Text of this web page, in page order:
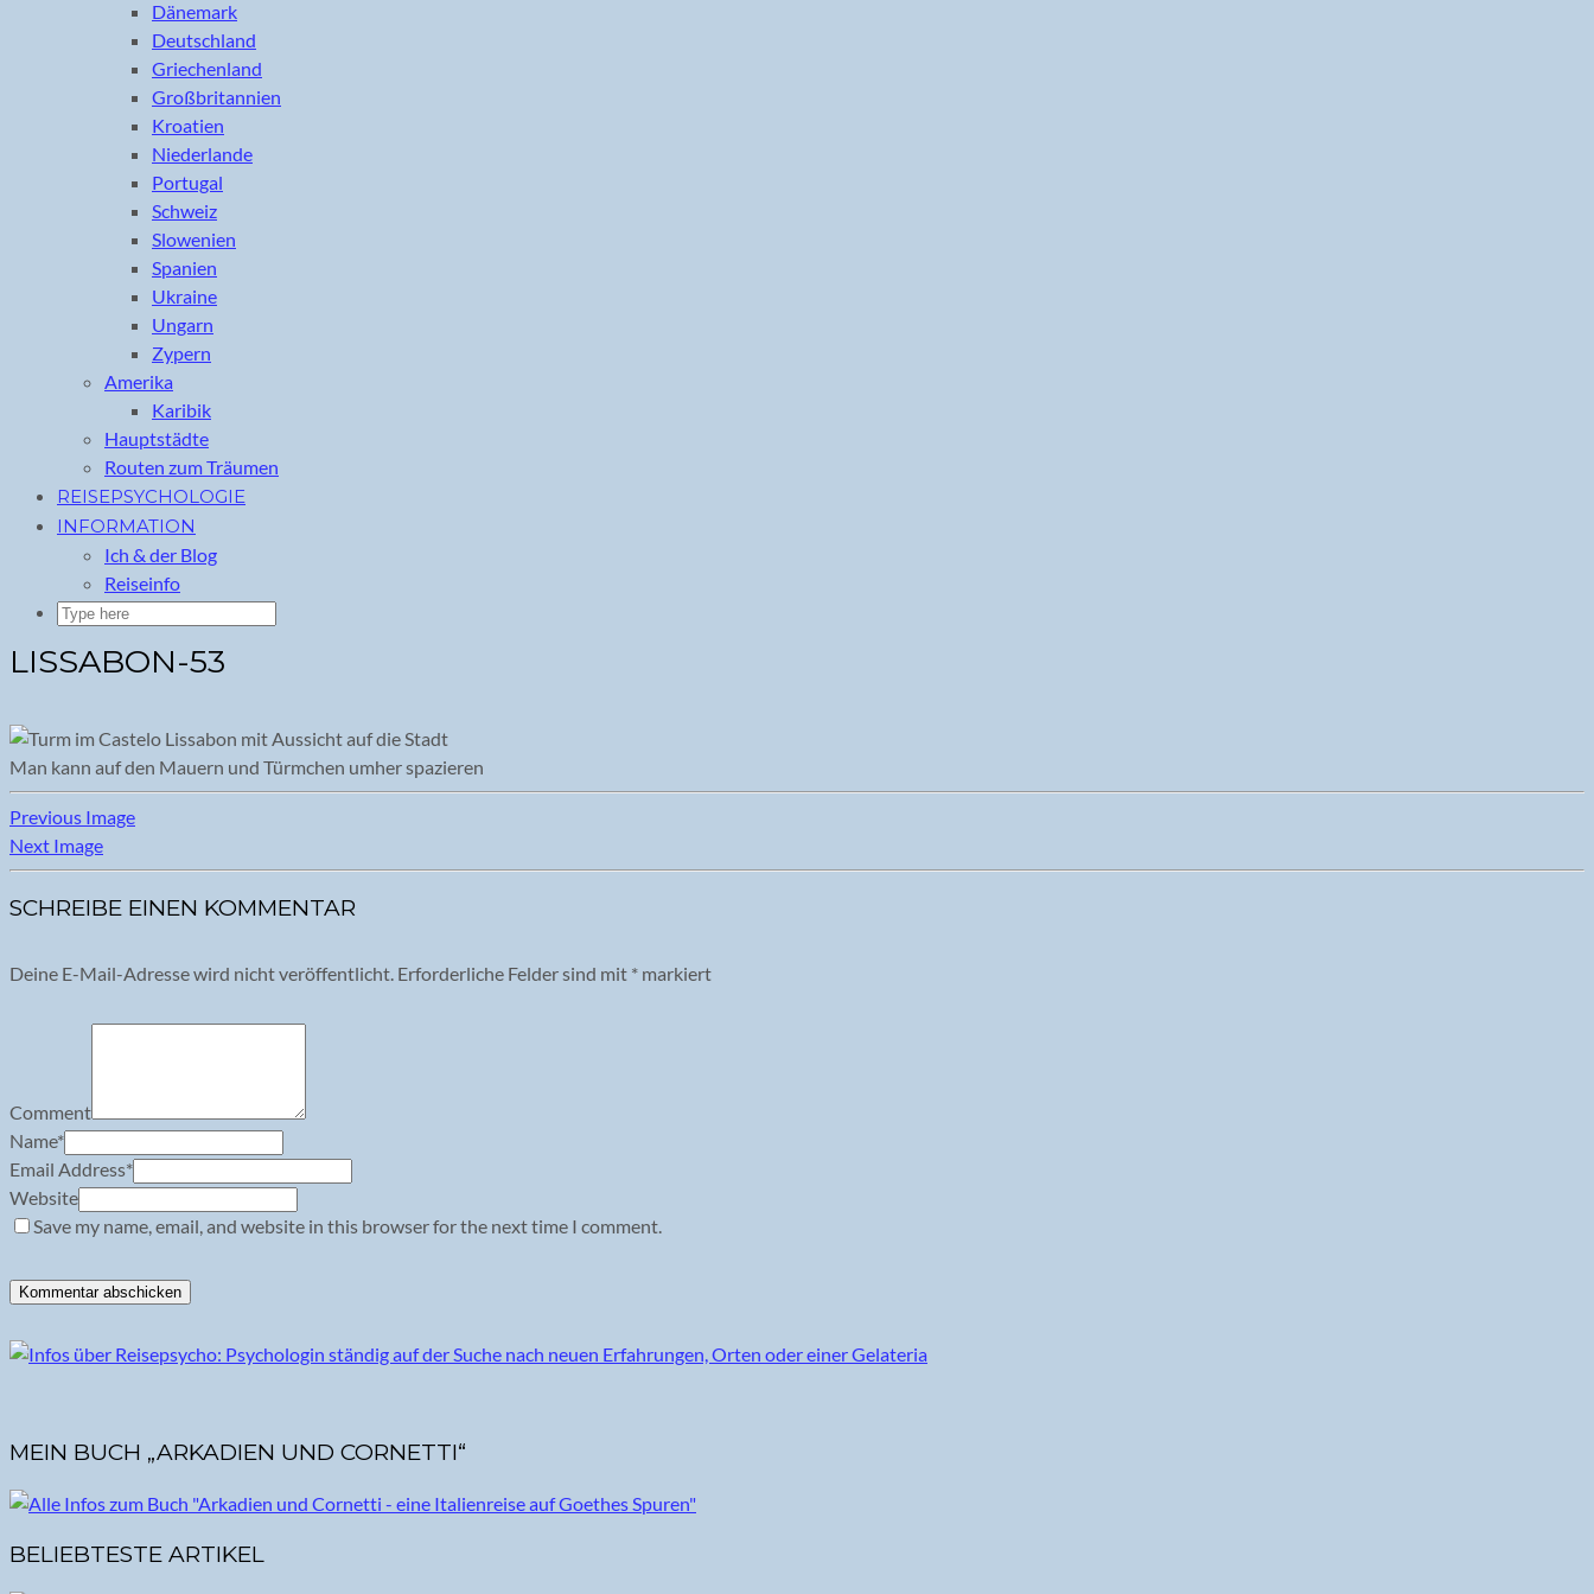
Dänemark
Deutschland
Griechenland
Großbritannien
Kroatien
Niederlande
Portugal
Schweiz
Slowenien
Spanien
Ukraine
Ungarn
Zypern
Amerika
Karibik
Hauptstädte
Routen zum Träumen
REISEPSYCHOLOGIE
INFORMATION
Ich & der Blog
Reiseinfo
LISSABON-53
Man kann auf den Mauern und Türmchen umher spazieren
Previous Image
Next Image
SCHREIBE EINEN KOMMENTAR
Deine E-Mail-Adresse wird nicht veröffentlicht. Erforderliche Felder sind mit * markiert
Comment
Name*
Email Address*
Website
Save my name, email, and website in this browser for the next time I comment.
MEIN BUCH „ARKADIEN UND CORNETTI“
BELIEBTESTE ARTIKEL